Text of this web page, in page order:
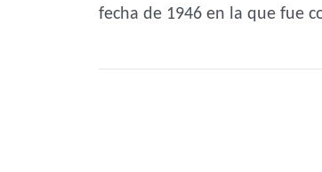
fecha de 1946 en la que fue